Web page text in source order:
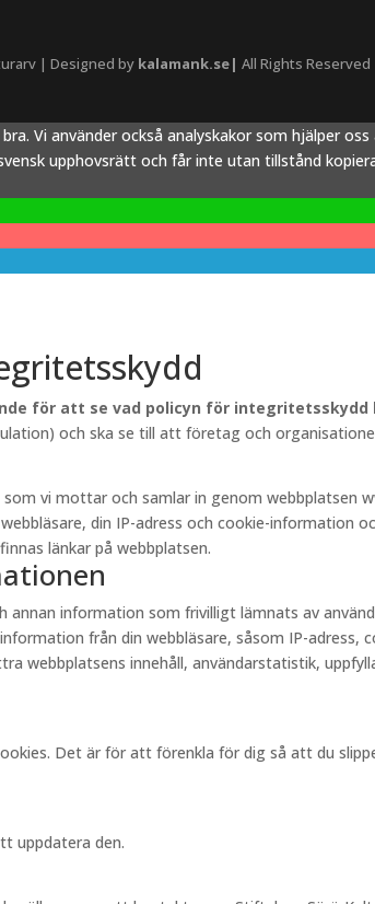
| Designed by kalamank.se| All Rights Reserved
Vi använder också analyskakor som hjälper
upphovsrätt och får inte utan tillstånd
för att se vad policyn för integritetsskydd
och ska se till att företag och
vi mottar och samlar in genom webbplatsen
din IP-adress och cookie-information
länkar på webbplatsen.
information som frivilligt lämnats av
från din webbläsare, såsom IP-adress,
webbplatsens innehåll, användarstatistik,
Det är för att förenkla för dig så att du
uppdatera den.